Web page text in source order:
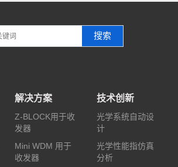
搜索
解决方案
Z-BLOCK用于收
发器
Mini WDM 用于
收发器
技术创新
光学系统自动设
计
光学性能指仿真
分析